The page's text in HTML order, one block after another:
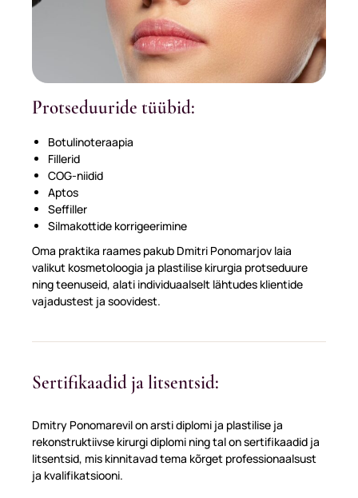
Protseduuride tüübid:
Botulinoteraapia
Fillerid
COG-niidid
Aptos
Seffiller
Silmakottide korrigeerimine
Oma praktika raames pakub Dmitri Ponomarjov laia
valikut kosmetoloogia ja plastilise kirurgia protseduure
ning teenuseid, alati individuaalselt lähtudes klientide
vajadustest ja soovidest.
Sertifikaadid ja litsentsid:
Dmitry Ponomarevil on arsti diplomi ja plastilise ja
rekonstruktiivse kirurgi diplomi ning tal on sertifikaadid ja
litsentsid, mis kinnitavad tema kõrget professionaalsust
ja kvalifikatsiooni.